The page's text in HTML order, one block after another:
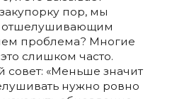
пор, мы
отшелушивающим
проблема? Многие
слишком часто.
«Меньше значит
нужно ровно